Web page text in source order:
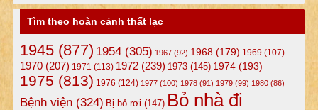
Tìm theo hoàn cảnh thất lạc
1945(877) 1954(305) 1967(92) 1968(179) 1969 (107)
1970(207) 1971 (113) 1972(239) 1973(145) 1974(193)
1975 (813) 1976 (124) 1977(100) 1978(91) 1979(99) 1980(86)
Bệnh viện(324) Bị bỏ rơi (147) Bỏ nhà đi